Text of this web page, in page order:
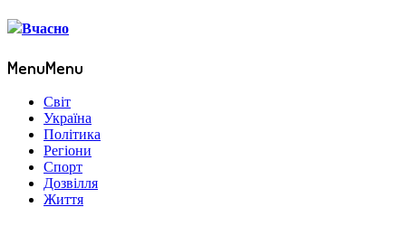
MenuMenu
Світ
Україна
Політика
Регіони
Спорт
Дозвілля
Життя